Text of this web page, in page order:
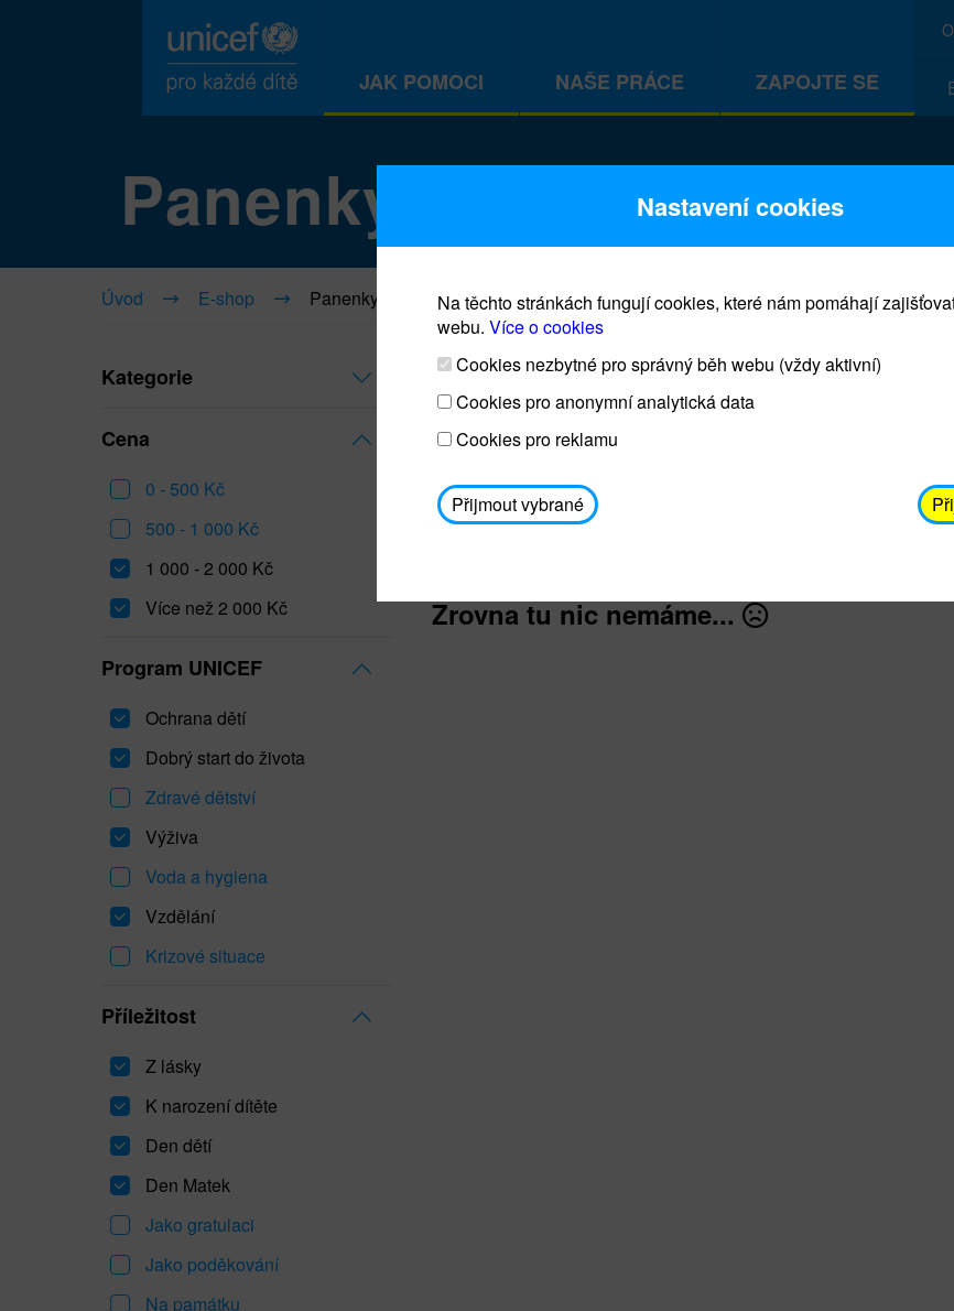
JAK POMOCI NAŠE PRÁCE ZAPOJTE SE
Panenky
Úvod E-shop Panenky
Kategorie
Cena
0 - 500 Kč
500 - 1 000 Kč
1 000 - 2 000 Kč
Více než 2 000 Kč
Program UNICEF
Ochrana dětí
Dobrý start do života
Zdravé dětství
Výživa
Voda a hygiena
Vzdělání
Krizové situace
Příležitost
Z lásky
K narození dítěte
Den dětí
Den Matek
Jako gratulaci
Jako poděkování
Na památku
Adoptuj panenku a zachráníš
Každá panenka představuje jedno dítě, které
rozvojových zemích proočkováno proti šesti
záškrt, černý kašel, tetanus, tuberkulóza,
Zrovna tu nic nemáme...
Nastavení cookies
Na těchto stránkách fungují cookies, které nám pomáhají
webu. Více o cookies
Cookies nezbytné pro správný běh webu (vždy aktivní)
Cookies pro anonymní analytická data
Cookies pro reklamu
Přijmout vybrané